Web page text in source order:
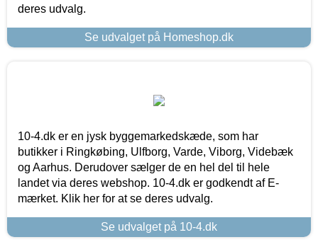
deres udvalg.
Se udvalget på Homeshop.dk
10-4.dk er en jysk byggemarkedskæde, som har
butikker i Ringkøbing, Ulfborg, Varde, Viborg, Videbæk
og Aarhus. Derudover sælger de en hel del til hele
landet via deres webshop. 10-4.dk er godkendt af E-
mærket. Klik her for at se deres udvalg.
Se udvalget på 10-4.dk